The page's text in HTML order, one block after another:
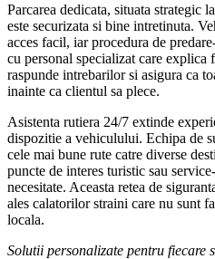
Parcarea dedicata, situata strategic
este securizata si bine intretinuta.
acces facil, iar procedura de
cu personal specializat care
raspunde intrebarilor si asigura ca
inainte ca clientul sa plece.
Asistenta rutiera 24/7 extinde
dispozitie a vehiculului. Echipa de
cele mai bune rute catre diverse
puncte de interes turistic sau
necesitate. Aceasta retea de
ales calatorilor straini care nu sunt
locala.
Solutii personalizate pentru fiecare